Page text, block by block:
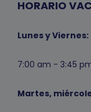
HORARIO
Lunes y Viernes:
7:00 am - 3:45
Martes,